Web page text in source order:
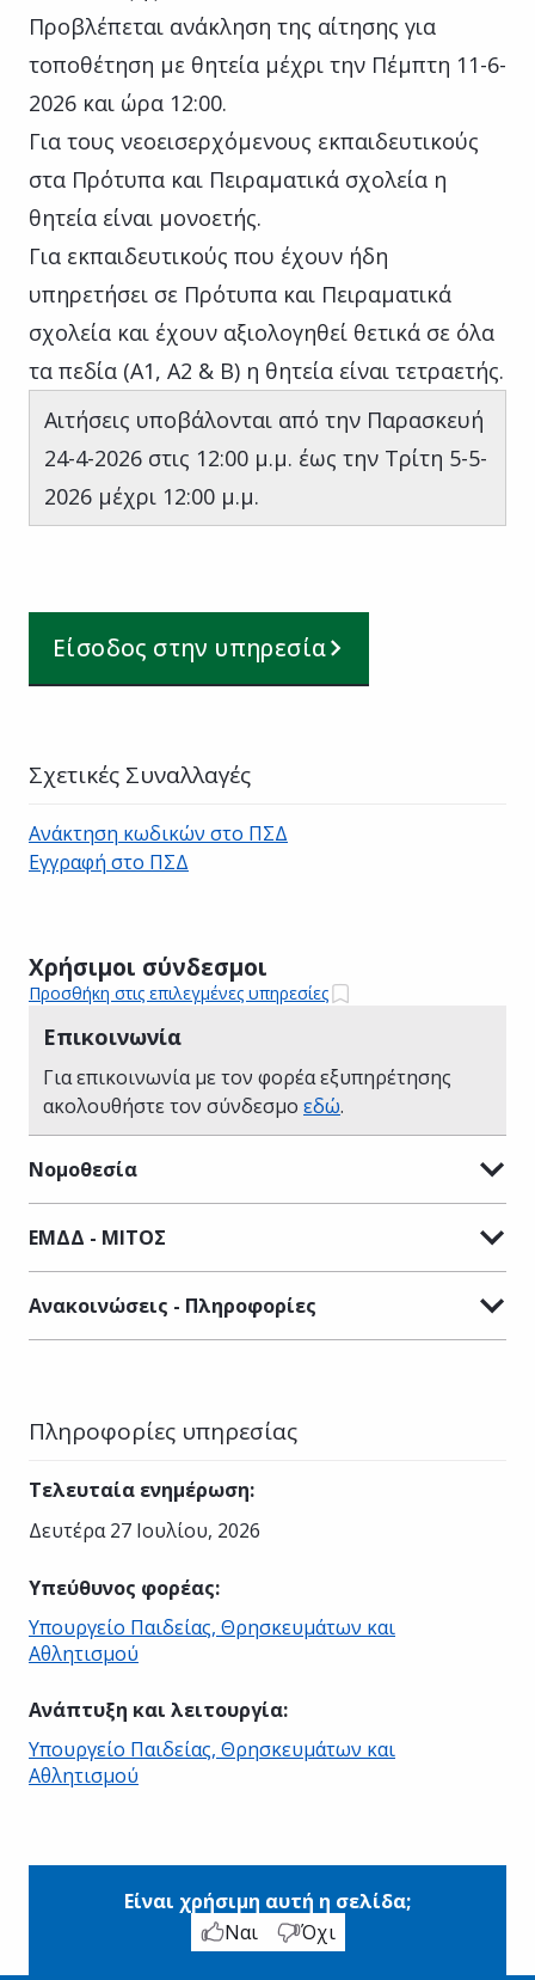
Προβλέπεται ανάκληση της αίτησης για
τοποθέτηση με θητεία μέχρι την Πέμπτη 11-6-
2026 και ώρα 12:00.
Για τους νεοεισερχόμενους εκπαιδευτικούς
στα Πρότυπα και Πειραματικά σχολεία η
θητεία είναι μονοετής.
Για εκπαιδευτικούς που έχουν ήδη
υπηρετήσει σε Πρότυπα και Πειραματικά
σχολεία και έχουν αξιολογηθεί θετικά σε όλα
τα πεδία (Α1, Α2 & Β) η θητεία είναι τετραετής.
Αιτήσεις υποβάλονται από την Παρασκευή
24-4-2026 στις 12:00 μ.μ. έως την Τρίτη 5-5-
2026 μέχρι 12:00 μ.μ.
Είσοδος στην υπηρεσία
Χρήσιμοι σύνδεσμοι
Προσθήκη στις επιλεγμένες υπηρεσίες
Επικοινωνία
Για επικοινωνία με τον φορέα εξυπηρέτησης
ακολουθήστε τον σύνδεσμο εδώ.
Νομοθεσία
ΕΜΔΔ - ΜΙΤΟΣ
Ανακοινώσεις - Πληροφορίες
Σχετικές Συναλλαγές
Ανάκτηση κωδικών στο ΠΣΔ
Εγγραφή στο ΠΣΔ
Πληροφορίες υπηρεσίας
Τελευταία ενημέρωση:
Δευτέρα 27 Ιουλίου, 2026
Υπεύθυνος φορέας:
Υπουργείο Παιδείας, Θρησκευμάτων και
Αθλητισμού
Ανάπτυξη και λειτουργία:
Υπουργείο Παιδείας, Θρησκευμάτων και
Αθλητισμού
Είναι χρήσιμη αυτή η σελίδα;
Ναι
Όχι